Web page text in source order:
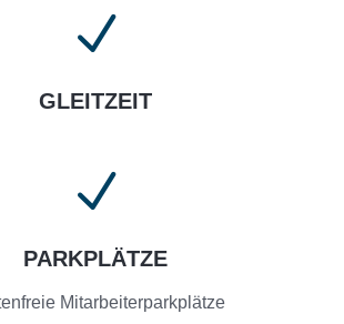
N
GLEITZEIT
N
PARKPLÄTZE
Mitarbeiterparkplätze